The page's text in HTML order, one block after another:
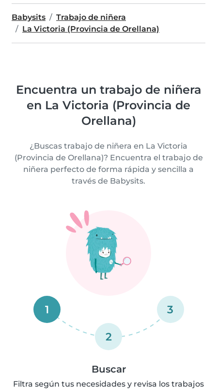
Babysits
Trabajo de niñera
La Victoria (Provincia de Orellana)
Encuentra un trabajo de niñera
en La Victoria (Provincia de
Orellana)
¿Buscas trabajo de niñera en La Victoria
(Provincia de Orellana)? Encuentra el trabajo de
niñera perfecto de forma rápida y sencilla a
través de Babysits.
1
2
3
Buscar
Filtra según tus necesidades y revisa los trabajos